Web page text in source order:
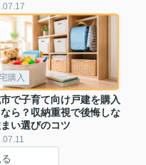
購入
で子育て向け戸建を購入
ら？収納重視で後悔しな
い選びのコツ